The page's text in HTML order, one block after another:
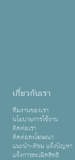
เกี่ยวกับเรา
ทีมงานของเรา
นโยบายการใช้งาน
ติดต่อเรา
ติดต่อลงโฆษณา
แนะนำ-ติชม แจ้งปัญหา
แจ้งการละเมิดสิทธิ